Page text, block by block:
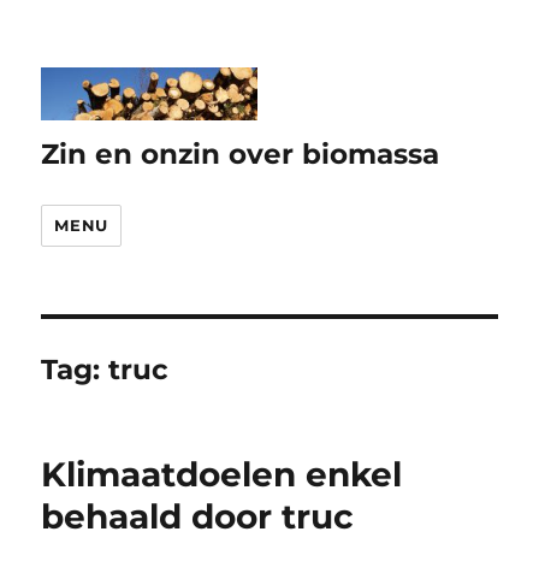
Zin en onzin over biomassa
MENU
Tag:truc
Klimaatdoelen enkel
behaald door truc